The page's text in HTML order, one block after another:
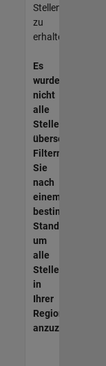
Stellenangeboten
zu
erhalten.
Es
wurden
nicht
alle
Stellen
übersetzt.
Filtern
Sie
nach
einem
bestimmten
Standort,
um
alle
Stellenangebote
in
Ihrer
Region
anzuzeigen.